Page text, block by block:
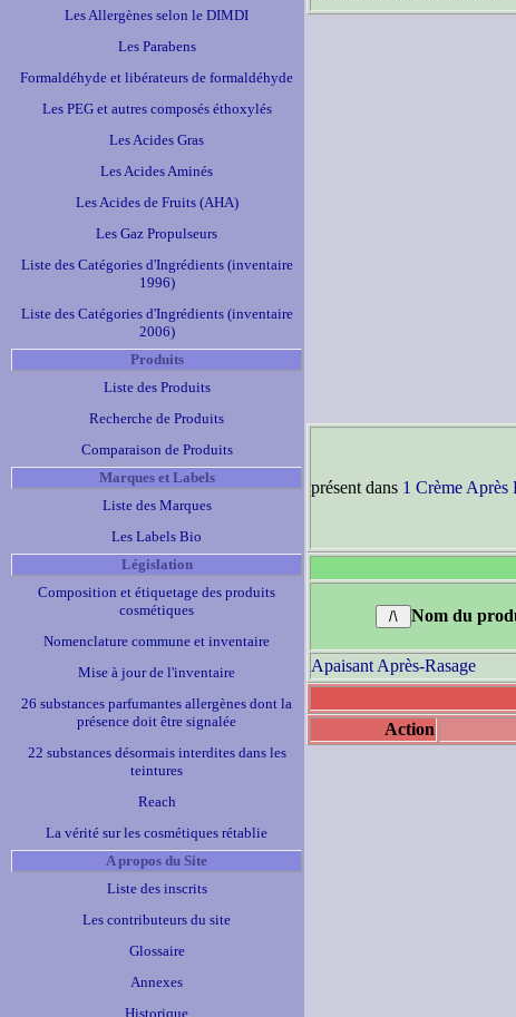
Les Allergènes selon le DIMDI
Les Parabens
Formaldéhyde et libérateurs de formaldéhyde
Les PEG et autres composés éthoxylés
Les Acides Gras
Les Acides Aminés
Les Acides de Fruits (AHA)
Les Gaz Propulseurs
Liste des Catégories d'Ingrédients (inventaire
1996)
Liste des Catégories d'Ingrédients (inventaire
2006)
Produits
Liste des Produits
Recherche de Produits
Comparaison de Produits
Marques et Labels
Liste des Marques
Les Labels Bio
Législation
Composition et étiquetage des produits
cosmétiques
Nomenclature commune et inventaire
Mise à jour de l'inventaire
26 substances parfumantes allergènes dont la
présence doit être signalée
22 substances désormais interdites dans les
teintures
Reach
La vérité sur les cosmétiques rétablie
A propos du Site
Liste des inscrits
Les contributeurs du site
Glossaire
Annexes
Historique
présent dans 1 Crème Après
Nom du
Apaisant Après-Rasage
Action